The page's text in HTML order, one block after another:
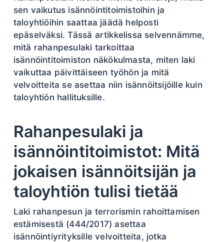
sen vaikutus isännöintitoimistoihin ja
taloyhtiöihin saattaa jäädä helposti
epäselväksi. Tässä artikkelissa selvennämme,
mitä rahanpesulaki tarkoittaa
isännöintitoimiston näkökulmasta, miten laki
vaikuttaa päivittäiseen työhön ja mitä
velvoitteita se asettaa niin isännöitsijöille kuin
taloyhtiön hallituksille.
Rahanpesulaki ja
isännöintitoimistot: Mitä
jokaisen isännöitsijän ja
taloyhtiön tulisi tietää
Laki rahanpesun ja terrorismin rahoittamisen
estämisestä (444/2017) asettaa
isännöintiyrityksille velvoitteita, jotka